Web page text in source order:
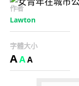
作者
Lawton
字體大小
AAA